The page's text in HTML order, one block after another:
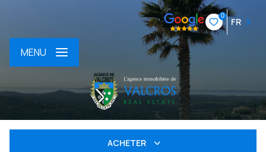
0
FR
MENU
ACHETER